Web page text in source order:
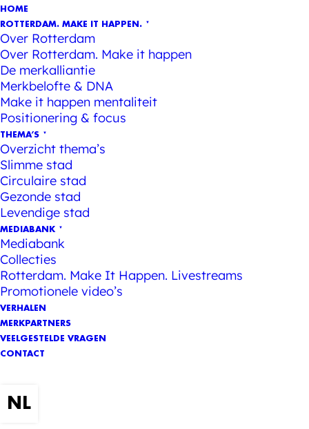
HOME
ROTTERDAM. MAKE IT HAPPEN.
Over Rotterdam
Over Rotterdam. Make it happen
De merkalliantie
Merkbelofte & DNA
Make it happen mentaliteit
Positionering & focus
THEMA’S
Overzicht thema’s
Slimme stad
Circulaire stad
Gezonde stad
Levendige stad
MEDIABANK
Mediabank
Collecties
Rotterdam. Make It Happen. Livestreams
Promotionele video’s
VERHALEN
MERKPARTNERS
VEELGESTELDE VRAGEN
CONTACT